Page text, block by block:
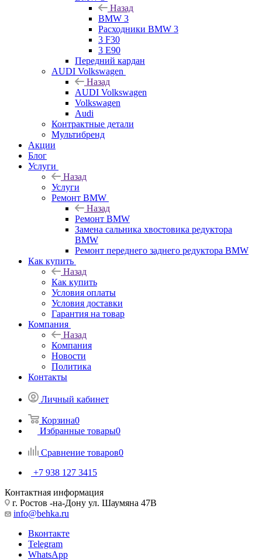
Назад
BMW 3
Расходники BMW 3
3 F30
3 E90
Передний кардан
AUDI Volkswagen
Назад
AUDI Volkswagen
Volkswagen
Audi
Контрактные детали
Мультибренд
Акции
Блог
Услуги
Назад
Услуги
Ремонт BMW
Назад
Ремонт BMW
Замена сальника хвостовика редуктора
BMW
Ремонт переднего заднего редуктора BMW
Как купить
Назад
Как купить
Условия оплаты
Условия доставки
Гарантия на товар
Компания
Назад
Компания
Новости
Политика
Контакты
Личный кабинет
Корзина0
Избранные товары0
Сравнение товаров0
+7 938 127 3415
Контактная информация
г. Ростов -на-Дону ул. Шаумяна 47В
info@behka.ru
Вконтакте
Telegram
WhatsApp